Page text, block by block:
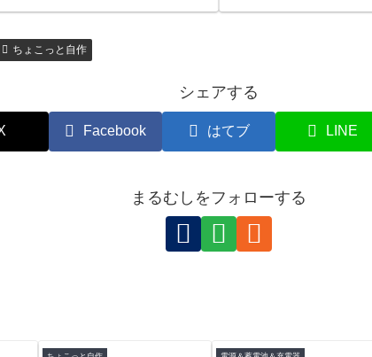
ちょこっと自作
シェアする
Facebook はてブ LINE
まるむしをフォローする